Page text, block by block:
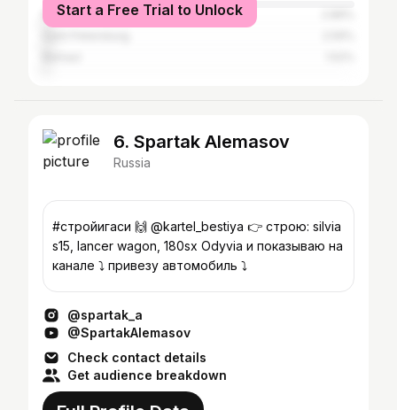
Novosibirsk
Start a Free Trial to Unlock
6. Spartak Alemasov
Russia
#стройигаси 🙌 @kartel_bestiya 👉 строю: silvia
s15, lancer wagon, 180sx Odyvia и показываю на
канале ⤵️ привезу автомобиль ⤵️
@spartak_a
@SpartakAlemasov
Check contact details
Get audience breakdown